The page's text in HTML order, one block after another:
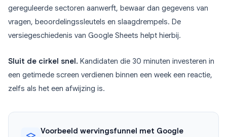
gereguleerde sectoren aanwerft, bewaar dan gegevens van
vragen, beoordelingssleutels en slaagdrempels. De
versiegeschiedenis van Google Sheets helpt hierbij.
Sluit de cirkel snel. Kandidaten die 30 minuten investeren in
een getimede screen verdienen binnen een week een reactie,
zelfs als het een afwijzing is.
Voorbeeld wervingsfunnel met Google